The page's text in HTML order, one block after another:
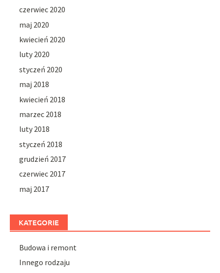
czerwiec 2020
maj 2020
kwiecień 2020
luty 2020
styczeń 2020
maj 2018
kwiecień 2018
marzec 2018
luty 2018
styczeń 2018
grudzień 2017
czerwiec 2017
maj 2017
KATEGORIE
Budowa i remont
Innego rodzaju